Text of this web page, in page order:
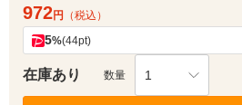
972円 （税込）
5%(44pt)
在庫あり 数量 1